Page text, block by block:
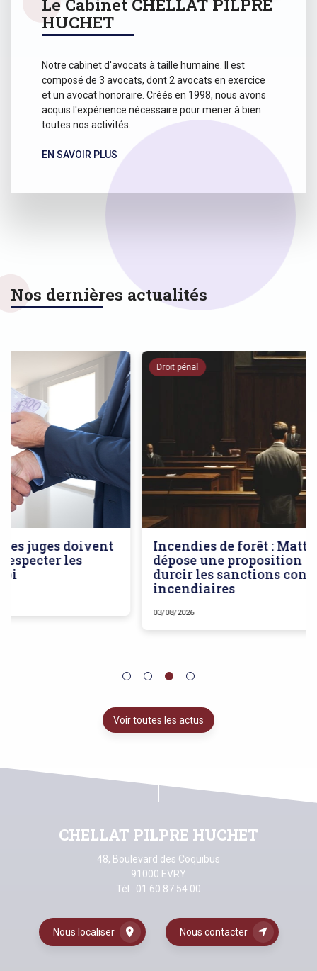
Le Cabinet CHELLAT PILPRE
HUCHET
Notre cabinet d'avocats à taille humaine. Il est
composé de 3 avocats, dont 2 avocats en exercice
et un avocat honoraire. Créés en 1998, nous avons
acquis l'expérience nécessaire pour mener à bien
toutes nos activités.
EN SAVOIR PLUS
Nos dernières actualités
Incendies de forêt : Matthieu Bloch
dépose une proposition de loi pour
durcir les sanctions contre les
Droit pénal
Voir toutes les actus
CHELLAT PILPRE HUCHET
48, Boulevard des Coquibus
91000 EVRY
Tél : 01 60 87 54 00
Nous localiser Nous contacter